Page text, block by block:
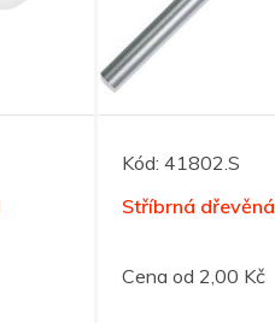
Kód: 41802.S
Stříbrná
Cena od 2,00 Kč